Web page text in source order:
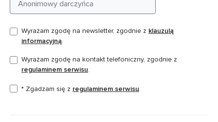
Wyrażam zgodę na newsletter, zgodnie z klauzulą
informacyjną.
Wyrażam zgodę na kontakt telefoniczny, zgodnie z
regulaminem serwisu.
* Zgadzam się z regulaminem serwisu.